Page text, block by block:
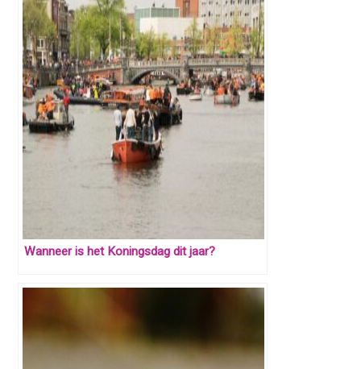
Wanneer is het Koningsdag dit jaar?